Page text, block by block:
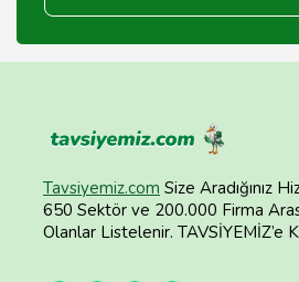
Tavsiyemiz.com Size Aradığınız
650 Sektör ve 200.000 Firma
Olanlar Listelenir. TAVSİYEMİZ’e